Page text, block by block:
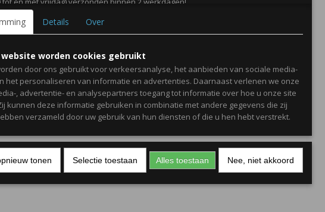
die met vinyl bestickerd zijn; niet in de vaatwasser en geen afwasmiddel met
en met vrijdag zijn onze werkdagen.
groet,
Details Over
website worden cookies gebruikt
door ons gebruikt voor verkeersanalyse, het aanbieden van sociale media-
het personaliseren van informatie en advertenties. Daarnaast verlenen we onze
, advertentie- en analysepartners toegang tot informatie over hoe u onze site
kunnen deze informatie gebruiken in combinatie met andere gegevens die zij
verzameld door uw gebruik van hun diensten of die u hen hebt verstrekt.
tonen Selectie toestaan Alles toestaan Nee, niet akkoord